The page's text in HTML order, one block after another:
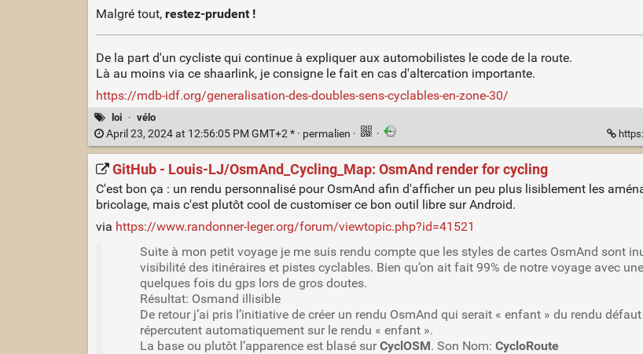
Malgré tout, restez-prudent !
De la part d'un cycliste qui continue à expliquer aux automobilistes le code de la route.
Là au moins via ce shaarlink, je consigne le fait en cas d'altercation importante.
https://mdb-idf.org/generalisation-des-doubles-sens-cyclables-en-zone-30/
loi · vélo
April 23, 2024 at 12:56:05 PM GMT+2 * · permalien · ·
GitHub - Louis-LJ/OsmAnd_Cycling_Map: OsmAnd render for cycling
C'est bon ça : un rendu personnalisé pour OsmAnd afin d'afficher un peu plus lisiblement les
bricolage, mais c'est plutôt cool de customiser ce bon outil libre sur Android.
via https://www.randonner-leger.org/forum/viewtopic.php?id=41521
Suite à mon petit voyage je me suis rendu compte que les styles de cartes OsmAnd sont
visibilité des itinéraires et pistes cyclables. Bien qu’on ait fait 99% de notre voyage avec
quelques fois du gps lors de gros doutes.
Résultat: Osmand illisible
De retour j’ai pris l’initiative de créer un rendu OsmAnd qui serait « enfant » du rendu
répercutent automatiquement sur le rendu « enfant ».
La base ou plutôt l’apparence est blasé surCyclOSM. Son Nom: CycloRoute